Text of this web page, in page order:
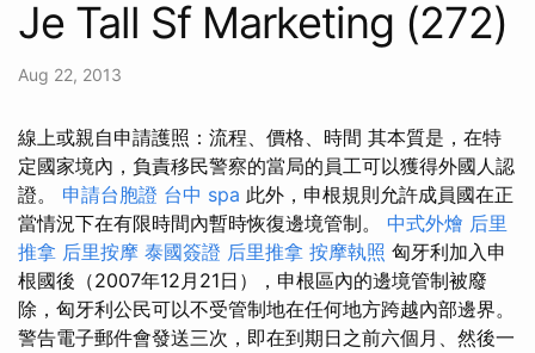
Je Tall Sf Marketing (272)
Aug 22, 2013
線上或親自申請護照：流程、價格、時間 其本質是，在特
定國家境內，負責移民警察的當局的員工可以獲得外國人認
證。 申請台胞證 台中 spa 此外，申根規則允許成員國在正
當情況下在有限時間內暫時恢復邊境管制。 中式外燴 后里
推拿 后里按摩 泰國簽證 后里推拿 按摩執照 匈牙利加入申
根國後（2007年12月21日），申根區內的邊境管制被廢
除，匈牙利公民可以不受管制地在任何地方跨越內部邊界。
警告電子郵件會發送三次，即在到期日之前六個月、然後一